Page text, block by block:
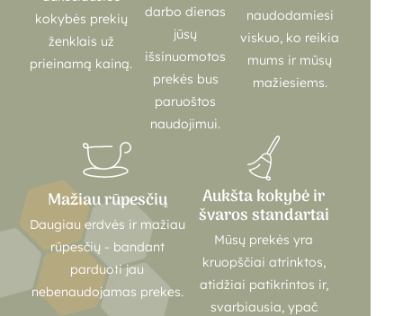
kokybės prekių
ženklais už
prieinamą kainą.
darbo dienas
jūsų
išsinuomotos
prekės bus
paruoštos
naudojimui.
naudodamiesi
viskuo, ko reikia
mums ir mūsų
mažiesiems.
Mažiau rūpesčių
Daugiau erdvės ir mažiau
rūpesčių - bandant
parduoti jau
nebenaudojamas prekes.
Aukšta kokybė ir
švaros standartai
Mūsų prekės yra
kruopščiai atrinktos,
atidžiai patikrintos ir,
svarbiausia, ypač